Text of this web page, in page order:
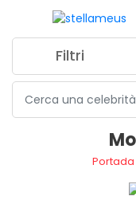
Filtri
Portada